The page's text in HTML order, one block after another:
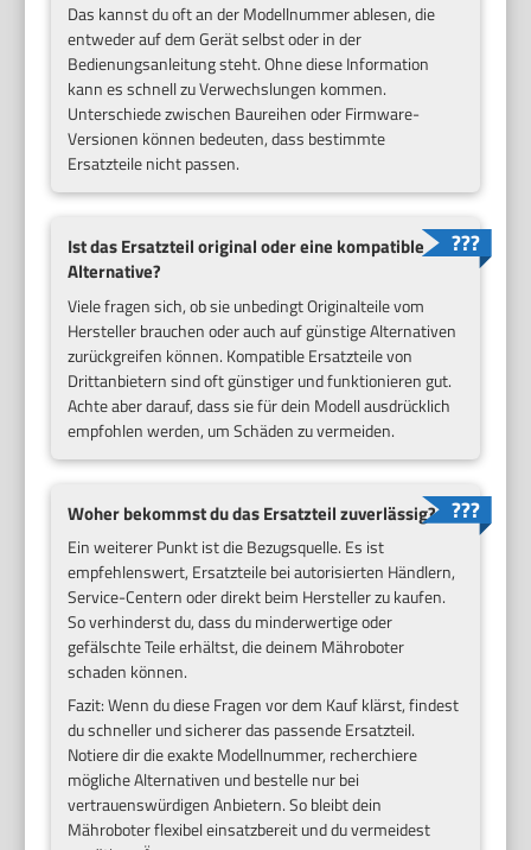
Das kannst du oft an der Modellnummer ablesen, die
entweder auf dem Gerät selbst oder in der
Bedienungsanleitung steht. Ohne diese Information
kann es schnell zu Verwechslungen kommen.
Unterschiede zwischen Baureihen oder Firmware-
Versionen können bedeuten, dass bestimmte
Ersatzteile nicht passen.
Ist das Ersatzteil original oder eine kompatible
Alternative?
Viele fragen sich, ob sie unbedingt Originalteile vom
Hersteller brauchen oder auch auf günstige Alternativen
zurückgreifen können. Kompatible Ersatzteile von
Drittanbietern sind oft günstiger und funktionieren gut.
Achte aber darauf, dass sie für dein Modell ausdrücklich
empfohlen werden, um Schäden zu vermeiden.
Woher bekommst du das Ersatzteil zuverlässig?
Ein weiterer Punkt ist die Bezugsquelle. Es ist
empfehlenswert, Ersatzteile bei autorisierten Händlern,
Service-Centern oder direkt beim Hersteller zu kaufen.
So verhinderst du, dass du minderwertige oder
gefälschte Teile erhältst, die deinem Mähroboter
schaden können.
Fazit: Wenn du diese Fragen vor dem Kauf klärst, findest
du schneller und sicherer das passende Ersatzteil.
Notiere dir die exakte Modellnummer, recherchiere
mögliche Alternativen und bestelle nur bei
vertrauenswürdigen Anbietern. So bleibt dein
Mähroboter flexibel einsatzbereit und du vermeidest